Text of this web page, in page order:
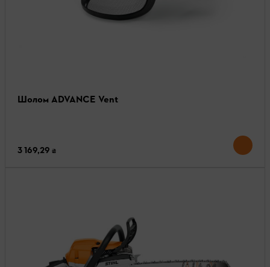
Шолом ADVANCE Vent
3 169,29 ₴